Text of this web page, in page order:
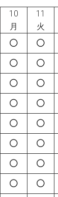
10
月
11
火